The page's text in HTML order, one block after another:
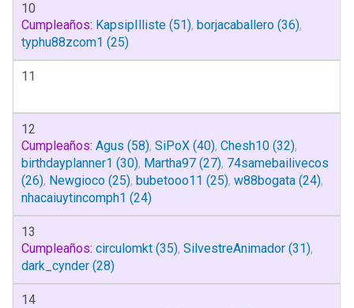
10
Cumpleaños: KapsipIlliste (51), borjacaballero (36),
typhu88zcom1 (25)
11
12
Cumpleaños: Agus (58), SiPoX (40), Chesh10 (32),
birthdayplanner1 (30), Martha97 (27), 74samebailivecos
(26), Newgioco (25), bubetooo11 (25), w88bogata (24),
nhacaiuytincomph1 (24)
13
Cumpleaños: circulomkt (35), SilvestreAnimador (31),
dark_cynder (28)
14